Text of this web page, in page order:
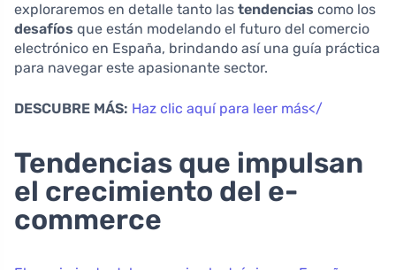
exploraremos en detalle tanto las tendencias como los
desafíos que están modelando el futuro del comercio
electrónico en España, brindando así una guía práctica
para navegar este apasionante sector.
DESCUBRE MÁS: Haz clic aquí para leer más</
Tendencias que impulsan
el crecimiento del e-
commerce